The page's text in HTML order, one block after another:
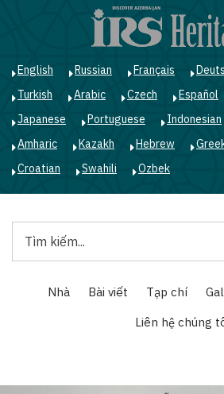
English Russian Français
Turkish
Arabic Czech Español
Japanese
Portuguese Indonesian
Amharic
Kazakh Hebrew
Croatian
Swahili Ozbek
kiếm
navigation
Nhà Bài viết Tạp chí
Liên hệ chúng